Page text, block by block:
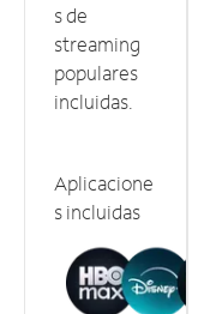
s de
streaming
populares
incluidas.
Aplicacione
s incluidas